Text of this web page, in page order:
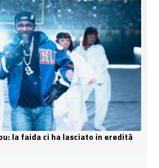
la faida ci ha lasciato in eredità